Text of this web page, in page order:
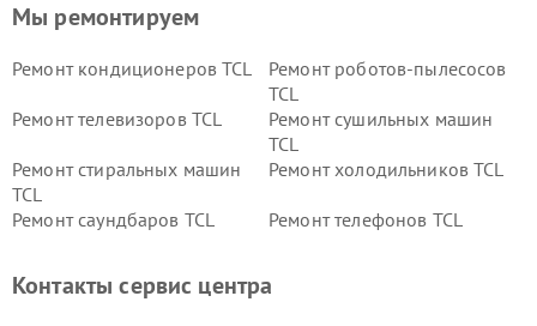
Мы ремонтируем
Ремонт кондиционеров TCL
Ремонт роботов-пылесосов
TCL
Ремонт телевизоров TCL
Ремонт сушильных машин
TCL
Ремонт стиральных машин
TCL
Ремонт холодильников TCL
Ремонт саундбаров TCL Ремонт телефонов TCL
Контакты сервис центра